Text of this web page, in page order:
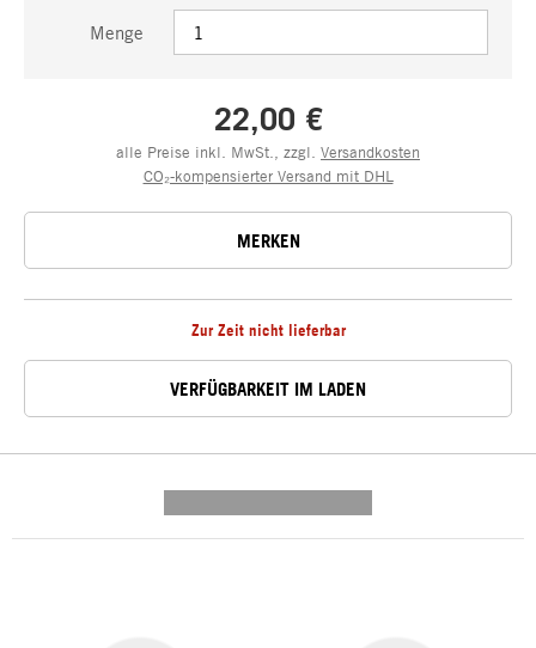
Menge
22,00 €
alle Preise inkl. MwSt., zzgl. Versandkosten
CO₂-kompensierter Versand mit DHL
MERKEN
Zur Zeit nicht lieferbar
VERFÜGBARKEIT IM LADEN